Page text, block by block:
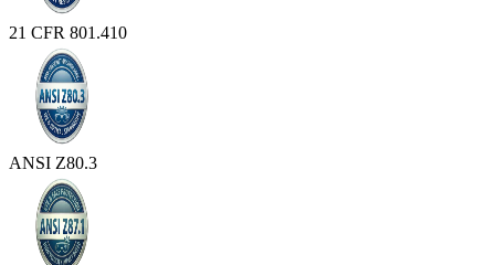
21 CFR 801.410
ANSI Z80.3